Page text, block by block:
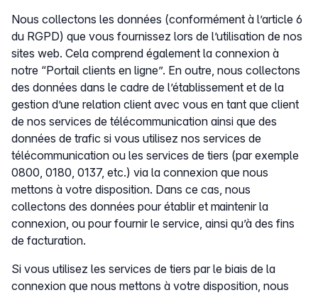
Nous collectons les données (conformément à l’article 6
du RGPD) que vous fournissez lors de l’utilisation de nos
sites web. Cela comprend également la connexion à
notre “Portail clients en ligne”. En outre, nous collectons
des données dans le cadre de l’établissement et de la
gestion d’une relation client avec vous en tant que client
de nos services de télécommunication ainsi que des
données de trafic si vous utilisez nos services de
télécommunication ou les services de tiers (par exemple
0800, 0180, 0137, etc.) via la connexion que nous
mettons à votre disposition. Dans ce cas, nous
collectons des données pour établir et maintenir la
connexion, ou pour fournir le service, ainsi qu’à des fins
de facturation.
Si vous utilisez les services de tiers par le biais de la
connexion que nous mettons à votre disposition, nous